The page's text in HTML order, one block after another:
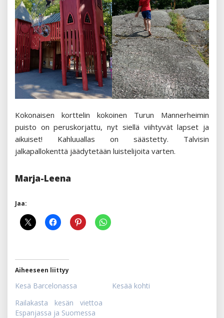
Kokonaisen korttelin kokoinen Turun Mannerheimin
puisto on peruskorjattu, nyt siellä viihtyvät lapset ja
aikuiset! Kahluuallas on säästetty. Talvisin
jalkapallokenttä jäädytetään luistelijoita varten.
Marja-Leena
Jaa:
Aiheeseen liittyy
Kesä Barcelonassa
Kesää kohti
Railakasta kesän viettoa
Espanjassa ja Suomessa